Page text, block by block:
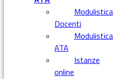
Modulistica
Docenti
Modulistica
ATA
Istanze
online